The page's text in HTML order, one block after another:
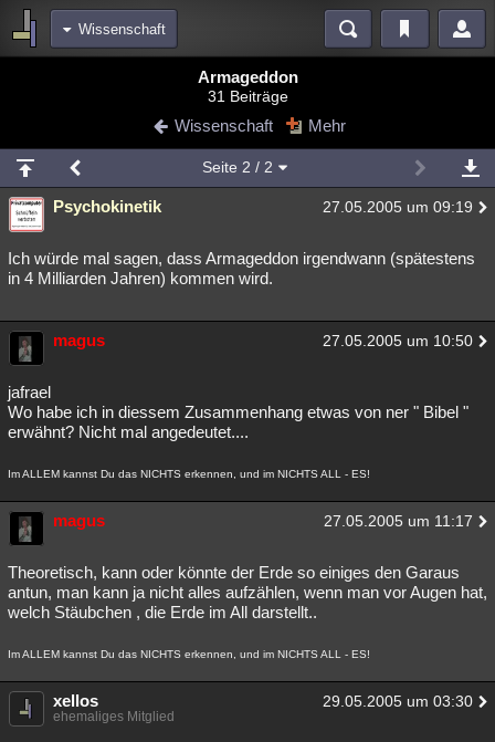
Wissenschaft
Blogs
Chat Wiki Neuigkeiten
meine Rubriken
Menschen Wissenschaft Mystery Kriminalfälle
Spiritualität Verschwörungen Technologie Ufologie
weitere Rubriken
Philosophie
Astronomie Helpdesk Gruppen Gaming Filme
Besucht Geschlossen
Lesenswert Schlüsselwörter
Armageddon
31 Beiträge
Wissenschaft Mehr
Seite 2 / 2
Psychokinetik 27.05.2005 um 09:19
Ich würde mal sagen, dass Armageddon irgendwann (spätestens
in 4 Milliarden Jahren) kommen wird.
magus 27.05.2005 um 10:50
jafrael
Wo habe ich in diessem Zusammenhang etwas von ner " Bibel "
erwähnt? Nicht mal angedeutet....
Im ALLEM kannst Du das NICHTS erkennen, und im NICHTS ALL - ES!
magus 27.05.2005 um 11:17
Theoretisch, kann oder könnte der Erde so einiges den Garaus
antun, man kann ja nicht alles aufzählen, wenn man vor Augen hat,
welch Stäubchen , die Erde im All darstellt..
Im ALLEM kannst Du das NICHTS erkennen, und im NICHTS ALL - ES!
xellos 29.05.2005 um 03:30
ehemaliges Mitglied